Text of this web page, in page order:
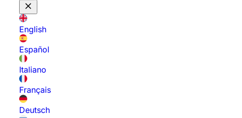
English
Español
Italiano
Français
Deutsch